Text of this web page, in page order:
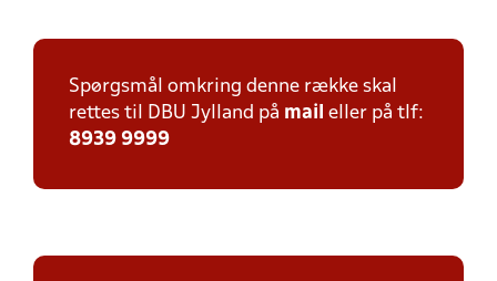
Spørgsmål omkring denne række skal
rettes til DBU Jylland på mail eller på tlf:
8939 9999